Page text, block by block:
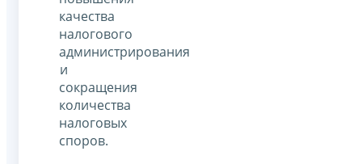
качества
налогового
администрирования
и
сокращения
количества
налоговых
споров.